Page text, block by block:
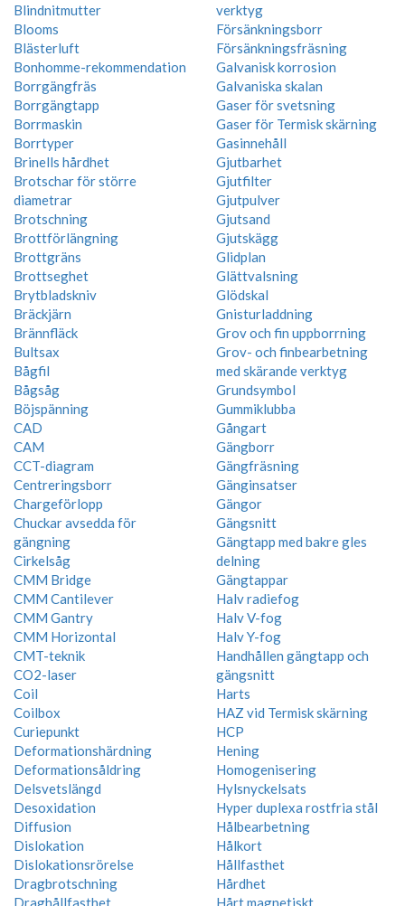
Blindnitmutter
Blooms
Blästerluft
Bonhomme-rekommendation
Borrgängfräs
Borrgängtapp
Borrmaskin
Borrtyper
Brinells hårdhet
Brotschar för större
diametrar
Brotschning
Brottförlängning
Brottgräns
Brottseghet
Brytbladskniv
Bräckjärn
Brännfläck
Bultsax
Bågfil
Bågsåg
Böjspänning
CAD
CAM
CCT-diagram
Centreringsborr
Chargeförlopp
Chuckar avsedda för
gängning
Cirkelsåg
CMM Bridge
CMM Cantilever
CMM Gantry
CMM Horizontal
CMT-teknik
CO2-laser
Coil
Coilbox
Curiepunkt
Deformationshärdning
Deformationsåldring
Delsvetslängd
Desoxidation
Diffusion
Dislokation
Dislokationsrörelse
Dragbrotschning
Draghållfasthet
verktyg
Försänkningsborr
Försänkningsfräsning
Galvanisk korrosion
Galvaniska skalan
Gaser för svetsning
Gaser för Termisk skärning
Gasinnehåll
Gjutbarhet
Gjutfilter
Gjutpulver
Gjutsand
Gjutskägg
Glidplan
Glättvalsning
Glödskal
Gnisturladdning
Grov och fin uppborrning
Grov- och finbearbetning
med skärande verktyg
Grundsymbol
Gummiklubba
Gångart
Gängborr
Gängfräsning
Gänginsatser
Gängor
Gängsnitt
Gängtapp med bakre gles
delning
Gängtappar
Halv radiefog
Halv V-fog
Halv Y-fog
Handhållen gängtapp och
gängsnitt
Harts
HAZ vid Termisk skärning
HCP
Hening
Homogenisering
Hylsnyckelsats
Hyper duplexa rostfria stål
Hålbearbetning
Hålkort
Hållfasthet
Hårdhet
Hårt magnetiskt